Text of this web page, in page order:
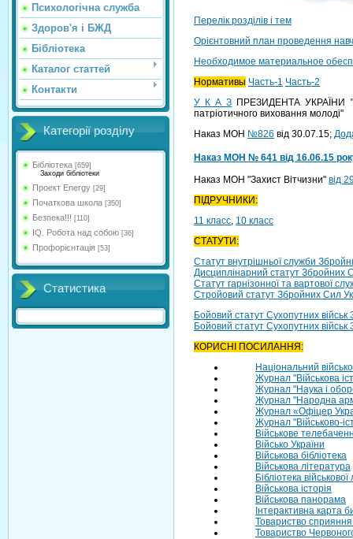
Психологічна служба
Здоров'я і БЖД
Бібліотека
Каталог статтей
Контакти
Категорії розділу
Бібліотека [659]
Заходи бібліотеки
Проект Energy [29]
Початкова школа [350]
Безпека!!! [110]
IQ. Робота над собою [36]
Профорієнтація [53]
Статистика
Перелік розділів і тем
Орієнтовний план проведення
Необходимое материальное
Нормативы Часть-1 Часть-2
У К А З ПРЕЗИДЕНТА УКРАЇНИ
патріотичного виховання молоді"
Наказ МОН №826 від 30.07.15;
Наказ МОН № 641 від 16.06.15
Наказ МОН "Захист Вітчизни" від
ПІДРУЧНИКИ:
11 класс, 10 класс
СТАТУТИ:
Статут внутрішньої служби
Дисциплінарний статут Збройних
Статут гарнізонної та вартової
Стройовий статут Збройних Сил
Бойовий статут Сухопутних військ
Бойовий статут Сухопутних військ
КОРИСНІ ПОСИЛАННЯ:
Національний
Журнал "Військова
Журнал "Наука і
Журнал "Народна
Журнал «Офіцер
Журнал "Військово-
Військове
Військо України
Військова бібліотека
Військова література
Бібліотека
Військова історія
Військова панорама
Інтерактивна карта
Товариство
Товариство